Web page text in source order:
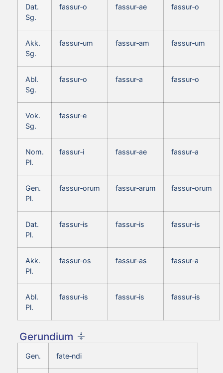
Dat.
Sg.
fassur‑o fassur‑ae fassur‑o
Akk.
Sg.
fassur‑um fassur‑am fassur‑um
Abl.
Sg.
fassur‑o fassur‑a fassur‑o
Vok.
Sg.
fassur‑e
Nom.
Pl.
fassur‑i fassur‑ae fassur‑a
Gen.
Pl.
fassur‑orum fassur‑arum fassur‑orum
Dat.
Pl.
fassur‑is fassur‑is fassur‑is
Akk.
Pl.
fassur‑os fassur‑as fassur‑a
Abl.
Pl.
fassur‑is fassur‑is fassur‑is
Gerundium
Gen. fate‑ndi